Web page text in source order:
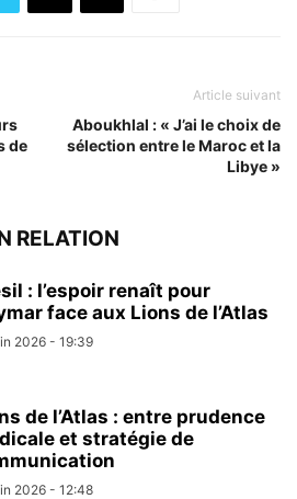
de
Article suivant
Aboukhlal : « J’ai le choix de
sélection entre le Maroc et la
Libye »
RELATION
: l’espoir renaît pour
face aux Lions de l’Atlas
2026 - 19:39
de l’Atlas : entre prudence
et stratégie de
2026 - 12:48